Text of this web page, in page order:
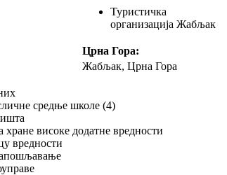
Туристичка
организација Жабљак
Црна Гора:
Жабљак, Црна Гора
средње школе (4)
хране високе додатне вредности
вредности